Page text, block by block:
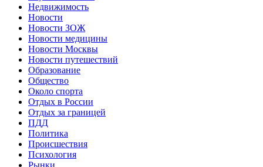
Недвижимость
Новости
Новости ЗОЖ
Новости медицины
Новости Москвы
Новости путешествий
Образование
Общество
Около спорта
Отдых в России
Отдых за границей
ПДД
Политика
Происшествия
Психология
Рынки